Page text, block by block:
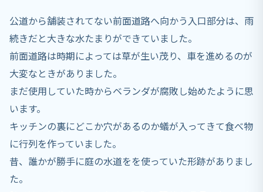
公道から舗装されてない前面道路へ向かう入口部分は、雨
続きだと大きな水たまりができていました。
前面道路は時期によっては草が生い茂り、車を進めるのが
大変なときがありました。
まだ使用していた時からベランダが腐敗し始めたように思
います。
キッチンの裏にどこか穴があるのか蟻が入ってきて食べ物
に行列を作っていました。
昔、誰かが勝手に庭の水道をを使っていた形跡がありまし
た。